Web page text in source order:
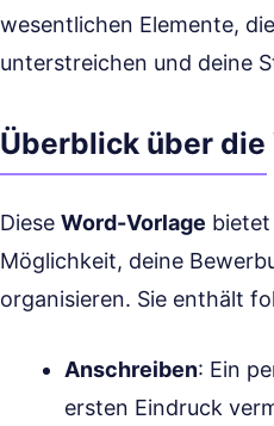
wesentlichen Elemente,
unterstreichen und deine
Überblick über die
Diese Word-Vorlage
Möglichkeit, deine
organisieren. Sie enthält
Anschreiben: Ein
ersten Eindruck